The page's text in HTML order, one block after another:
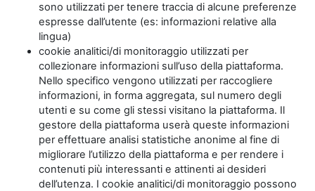
sono utilizzati per tenere traccia di alcune preferenze
espresse dall’utente (es: informazioni relative alla
lingua)
cookie analitici/di monitoraggio utilizzati per
collezionare informazioni sull’uso della piattaforma.
Nello specifico vengono utilizzati per raccogliere
informazioni, in forma aggregata, sul numero degli
utenti e su come gli stessi visitano la piattaforma. Il
gestore della piattaforma userà queste informazioni
per effettuare analisi statistiche anonime al fine di
migliorare l’utilizzo della piattaforma e per rendere i
contenuti più interessanti e attinenti ai desideri
dell’utenza. I cookie analitici/di monitoraggio possono